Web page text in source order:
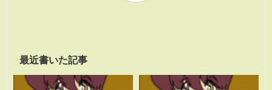
最近書いた記事